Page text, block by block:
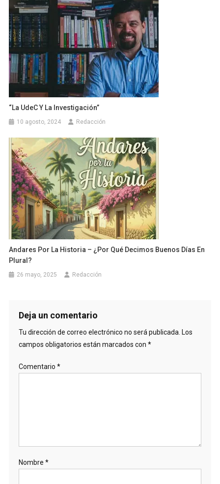
“La UdeC Y La Investigación”
10 agosto, 2024 Redacción
Andares Por La Historia – ¿Por Qué Decimos Buenos Días En
Plural?
26 mayo, 2025 Redacción
Deja un comentario
Tu dirección de correo electrónico no será publicada. Los
campos obligatorios están marcados con *
Comentario *
Nombre *